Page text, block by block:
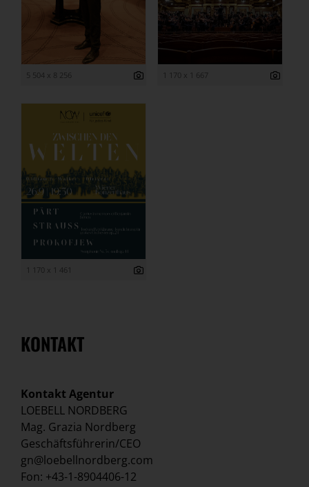
5 504 x 8 256 1 170 x 1 667
1 170 x 1 461
KONTAKT
Kontakt Agentur
LOEBELL NORDBERG
Mag. Grazia Nordberg
Geschäftsführerin/CEO
gn@loebellnordberg.com
Fon: +43-1-8904406-12